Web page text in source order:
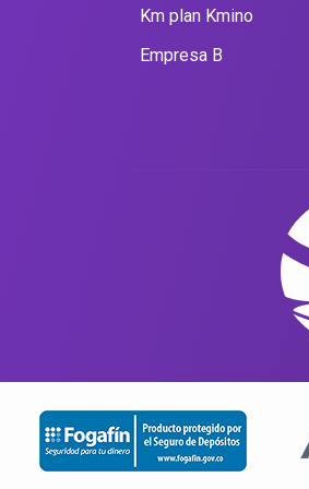
Km plan Kmino
Empresa B